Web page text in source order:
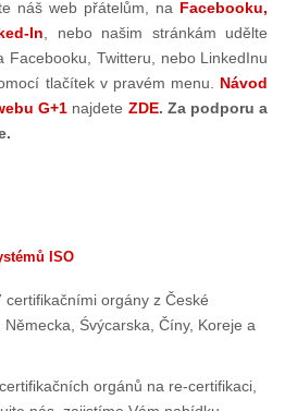
náš web přátelům, na Facebooku,
In , nebo našim stránkám udělte
Facebooku, Twitteru, nebo LinkedInu
tlačítek v pravém menu. Návod
G+1 najdete ZDE. Za podporu a
ISO
certifikačními orgány z České
Německa, Śvýcarska, Číny, Koreje a
orgánů na re-certifikaci,